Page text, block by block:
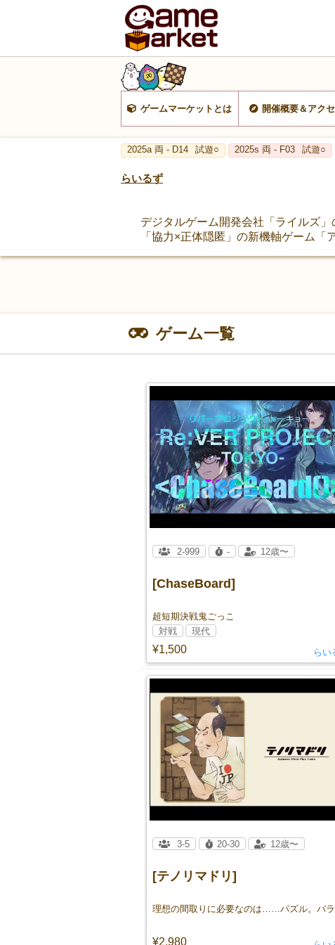
ゲームマーケットとは 開催概要＆アク
2025a 両 - D14 試遊○ 2025s 両 - F03 試遊○
らいるず
デジタルゲーム開発会社「ライルズ」
「協力×正体隠匿」の新機軸ゲーム
ゲーム一覧
[ChaseBoard]
超短期決戦鬼ごっこ
¥1,500
2-999 - 12歳〜
対戦 現代
らい
[テノリマドリ]
¥2,980
3-5 20-30 12歳〜